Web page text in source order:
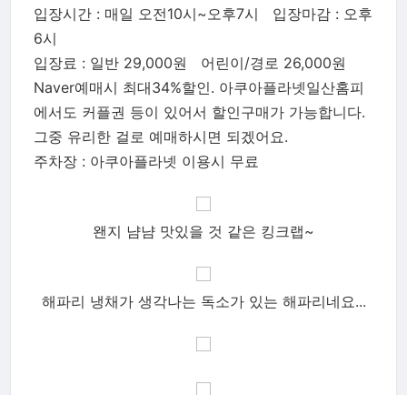
입장시간 : 매일 오전10시~오후7시 입장마감 : 오후
6시
입장료 : 일반 29,000원 어린이/경로 26,000원
Naver예매시 최대34%할인. 아쿠아플라넷일산홈피
에서도 커플권 등이 있어서 할인구매가 가능합니다.
그중 유리한 걸로 예매하시면 되겠어요.
주차장 : 아쿠아플라넷 이용시 무료
왠지 냠냠 맛있을 것 같은 킹크랩~
해파리 냉채가 생각나는 독소가 있는 해파리네요...